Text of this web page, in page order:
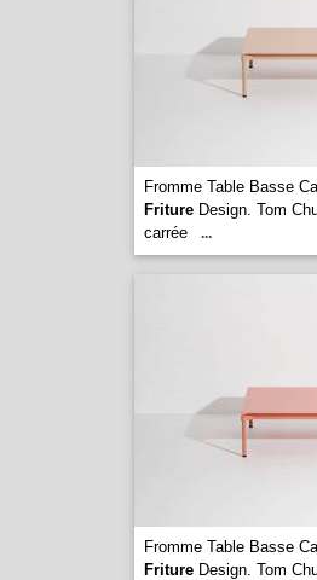
Fromme Table Basse
FritureDesign. Tom
carrée
...
Fromme Table Basse
FritureDesign. Tom